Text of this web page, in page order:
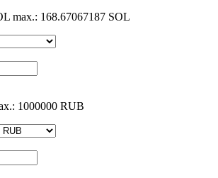
max.: 168.67067187 SOL
1000000 RUB